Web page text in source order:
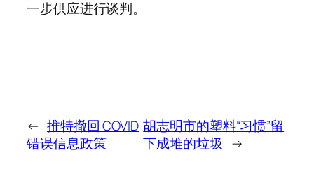
一步供应进行谈判。
← 推特撤回 COVID
错误信息政策
胡志明市的塑料“习惯”留
下成堆的垃圾 →